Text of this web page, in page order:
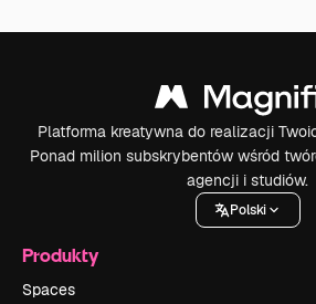
Platforma kreatywna do realizacji
Ponad milion subskrybentów wśród
agencji i studiów.
Polski
Produkty
Spaces